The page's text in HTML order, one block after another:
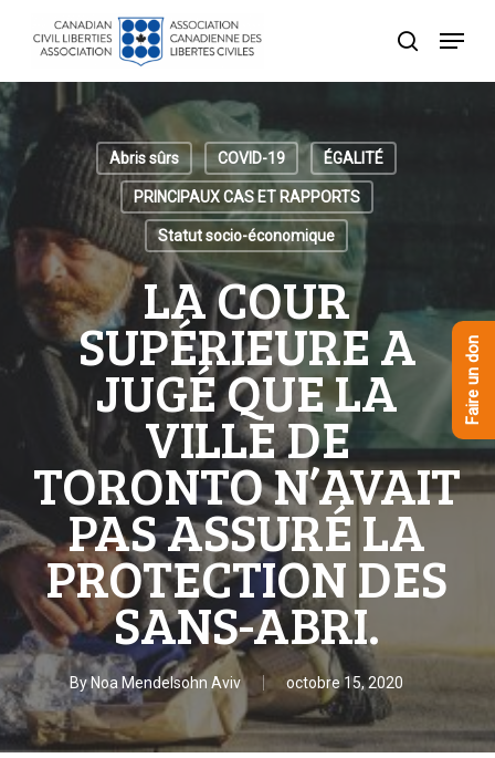
content
recherche
Menu
Abris sûrs COVID-19 ÉGALITÉ
PRINCIPAUX CAS ET RAPPORTS
Statut socio-économique
LA COUR
SUPÉRIEURE A
JUGÉ QUE LA
VILLE DE
TORONTO N’AVAIT
PAS ASSURÉ LA
PROTECTION DES
SANS-ABRI.
ByNoa Mendelsohn Aviv octobre 15, 2020
Faire un don